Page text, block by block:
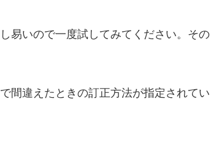
易いので一度試してみてください。その
間違えたときの訂正方法が指定されてい